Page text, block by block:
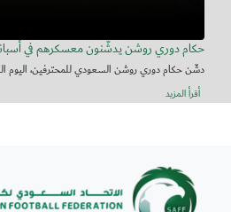
حكام دوري روشن يدشّنون معسكرهم في
دشّن حكام دوري روشن السعودي للمحترفين، اليوم
أقرأ المزيد